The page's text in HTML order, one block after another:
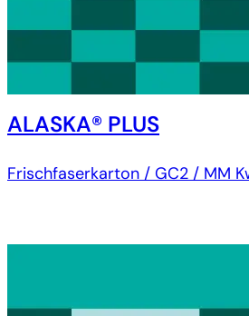
ALASKA® PLUS
Frischfaserkarton / GC2 / MM